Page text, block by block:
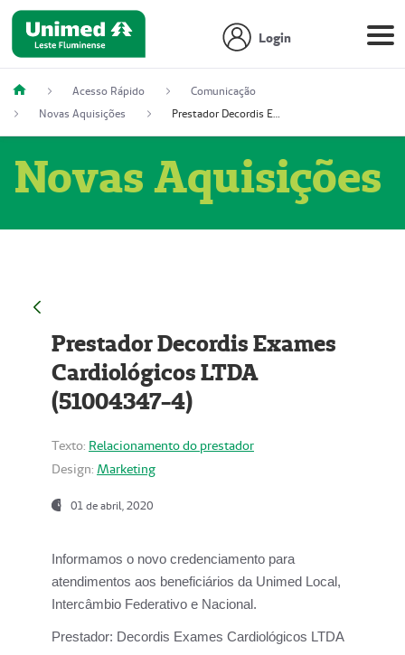
Login
Acesso Rápido
Comunicação
Novas Aquisições
Prestador Decordis Exames Cardiológicos LTDA (51004347-4)
Novas Aquisições
Prestador Decordis Exames
Cardiológicos LTDA
(51004347-4)
Texto: Relacionamento do prestador
Design: Marketing
01 de abril, 2020
Informamos o novo credenciamento para
atendimentos aos beneficiários da Unimed Local,
Intercâmbio Federativo e Nacional.
Prestador: Decordis Exames Cardiológicos LTDA